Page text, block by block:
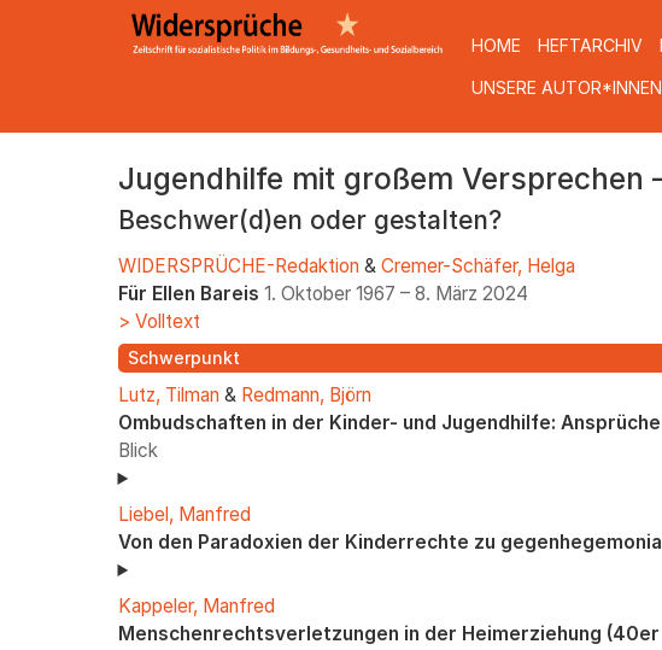
HOME HEFTARCHIV
UNSERE AUTOR*INNEN
Jugendhilfe mit großem Versprechen
Beschwer(d)en oder gestalten?
WIDERSPRÜCHE-Redaktion & Cremer-Schäfer, Helga
Für Ellen Bareis 1. Oktober 1967 – 8. März 2024
> Volltext
Schwerpunkt
Lutz, Tilman & Redmann, Björn
Ombudschaften in der Kinder- und Jugendhilfe:
Blick
Liebel, Manfred
Von den Paradoxien der Kinderrechte zu
Kappeler, Manfred
Menschenrechtsverletzungen in der Heimerziehung